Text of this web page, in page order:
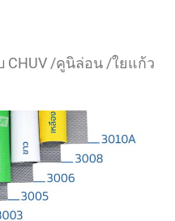
CHUV /คูนิล่อน /ใยแก้ว